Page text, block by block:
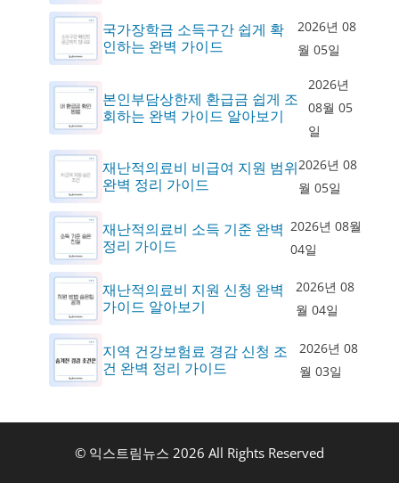
국가장학금 소득구간 쉽게 확
인하는 완벽 가이드
2026년 08
월 05일
본인부담상한제 환급금 쉽게 조
회하는 완벽 가이드 알아보기
2026년
08월 05
일
재난적의료비 비급여 지원 범위
완벽 정리 가이드
2026년 08
월 05일
재난적의료비 소득 기준 완벽
정리 가이드
2026년 08월
04일
재난적의료비 지원 신청 완벽
가이드 알아보기
2026년 08
월 04일
지역 건강보험료 경감 신청 조
건 완벽 정리 가이드
2026년 08
월 03일
© 익스트림뉴스 2026 All Rights Reserved